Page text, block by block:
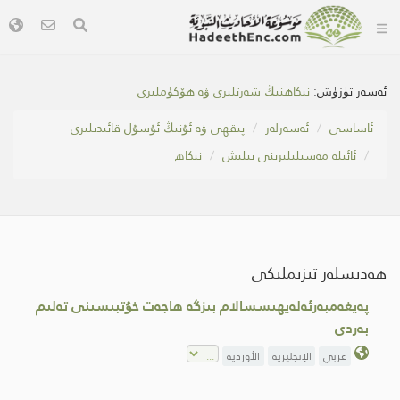
ئەسەر تۈزۈش: نىكاھنىڭ شەرتلىرى ۋە ھۆكۈملىرى
ئاساسى
ئەسەرلەر
پىقھى ۋە ئۇنىڭ ئۇسۇل قائىدىلىرى
ئائىلە مەسىلىلىرىنى بىلىش
نىكاھ
ھەدىسلەر تىزىملىكى
پەيغەمبەرئەلەيھىسسالام بىزگە ھاجەت خۇتبىسىنى تەلىم
بەردى
عربي الإنجليزية الأوردية